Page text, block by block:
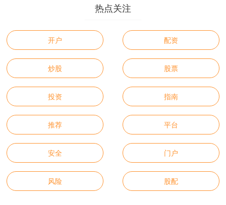
热点关注
开户 配资
炒股 股票
投资 指南
推荐 平台
安全 门户
风险 股配